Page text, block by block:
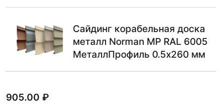
Сайдинг корабельная доска
металл Norman MP RAL 6005
МеталлПрофиль 0.5х260 мм
905.00 ₽